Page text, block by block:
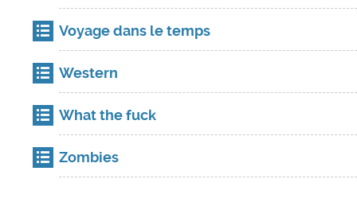
Voyage dans le temps
Western
What the fuck
Zombies